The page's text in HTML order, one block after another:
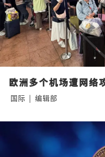
欧洲多个机场遭网络
国际 | 编辑部